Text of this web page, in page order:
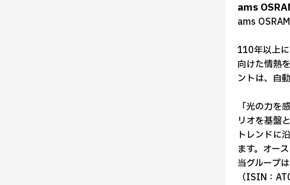
ams
ams
110年以上
向けた情熱
ントは、自
「光の力を
リオを基盤
トレンドに
ます。オー
当グループ
（ISIN：